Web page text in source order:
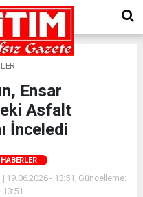
Ensar
Asfalt
İnceledi
| 19.06.2026 - 13:51, Güncelleme:
13:51